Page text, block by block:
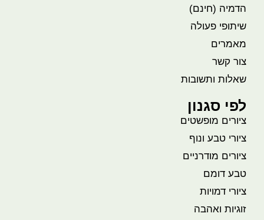
הדמיה (חינם)
שיתופי פעולה
מאמרים
צור קשר
שאלות ותשובות
לפי סגנון
ציורים מופשטים
ציורי טבע ונוף
ציורים מודרניים
טבע דומם
ציורי דמויות
זוגיות ואהבה